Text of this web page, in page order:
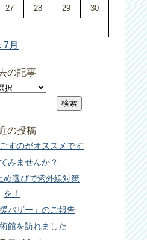
27 28 29 30
7月
の記事
の投稿
すのがオススメです
みませんか？
め選びで紫外線対策
を！
バザー」のご報告
館を訪れました